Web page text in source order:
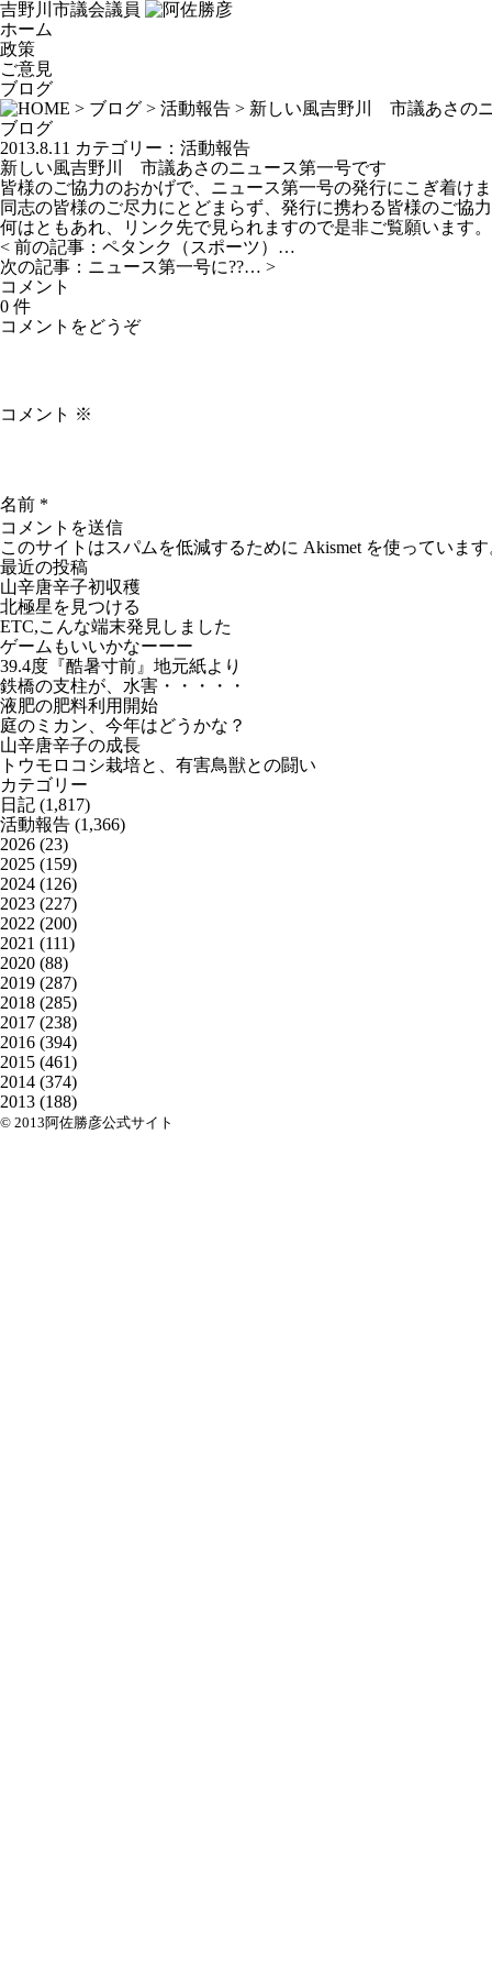
吉野川市議会議員
ホーム
政策
ご意見
ブログ
> ブログ > 活動報告 > 新しい風吉野川 市議あさの
ブログ
2013.8.11 カテゴリー： 活動報告
新しい風吉野川 市議あさのニュース第一号です
皆様のご協力のおかげで、ニュース第一号の発行にこぎ着け
同志の皆様のご尽力にとどまらず、発行に携わる皆様のご協
何はともあれ、
リンク先で見られますので是非ご覧願います。
< 前の記事： ペタンク（スポーツ）…
次の記事： ニュース第一号に??… >
コメント
0 件
コメントをどうぞ
コメント ※
名前 *
このサイトはスパムを低減するために Akismet を使っていま
最近の投稿
山辛唐辛子初収穫
北極星を見つける
ETC,こんな端末発見しました
ゲームもいいかなーーー
39.4度『酷暑寸前』地元紙より
鉄橋の支柱が、水害・・・・・
液肥の肥料利用開始
庭のミカン、今年はどうかな？
山辛唐辛子の成長
トウモロコシ栽培と、有害鳥獣との闘い
カテゴリー
日記 (1,817)
活動報告 (1,366)
2026 (23)
2025 (159)
2024 (126)
2023 (227)
2022 (200)
2021 (111)
2020 (88)
2019 (287)
2018 (285)
2017 (238)
2016 (394)
2015 (461)
2014 (374)
2013 (188)
© 2013阿佐勝彦公式サイト